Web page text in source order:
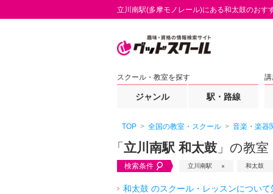
立川南駅(多摩モノレール)にある和太鼓のおす
スクール・教室を探す
ジャンル 駅・路線
TOP 全国の教室・スクール 音楽・楽器
「 立川南駅 和太鼓 」の教
検索条件 立川南駅 和太鼓
和太鼓 のスクール・レッスンについて